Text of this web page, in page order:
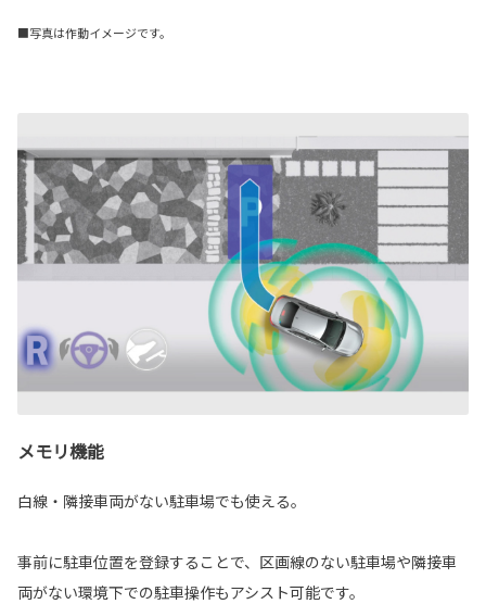
■写真は作動イメージです。
メモリ機能
白線・隣接車両がない駐車場でも使える。
事前に駐車位置を登録することで、区画線のない駐車場や隣接車
両がない環境下での駐車操作もアシスト可能です。